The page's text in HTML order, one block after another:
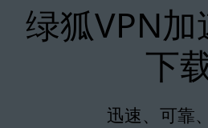
绿狐VPN
下
迅速、可靠